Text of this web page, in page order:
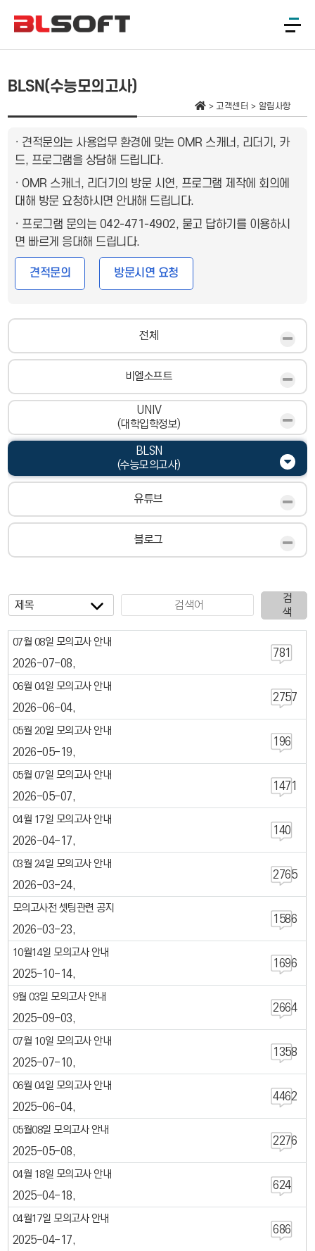
BLSN(수능모의고사)
고객센터 알림사항
· 견적문의는 사용업무 환경에 맞는 OMR 스캐너, 리더기, 카
드, 프로그램을 상담해 드립니다.
· OMR 스캐너, 리더기의 방문 시연, 프로그램 제작에 회의에
대해 방문 요청하시면 안내해 드립니다.
· 프로그램 문의는 042-471-4902, 묻고 답하기를 이용하시
면 빠르게 응대해 드립니다.
견적문의 방문시연 요청
전체
비엘소프트
UNIV
(대학입학정보)
BLSN
(수능모의고사)
유튜브
블로그
검
색
07월 08일 모의고사 안내
2026-07-08
781
06월 04일 모의고사 안내
2026-06-04
2757
05월 20일 모의고사 안내
2026-05-19
196
05월 07일 모의고사 안내
2026-05-07
1471
04월 17일 모의고사 안내
2026-04-17
140
03월 24일 모의고사 안내
2026-03-24
2765
모의고사전 셋팅관련 공지
2026-03-23
1586
10월14일 모의고사 안내
2025-10-14
1696
9월 03일 모의고사 안내
2025-09-03
2664
07월 10일 모의고사 안내
2025-07-10
1358
06월 04일 모의고사 안내
2025-06-04
4462
05월08일 모의고사 안내
2025-05-08
2276
04월 18일 모의고사 안내
2025-04-18
624
04월17일 모의고사 안내
2025-04-17
686